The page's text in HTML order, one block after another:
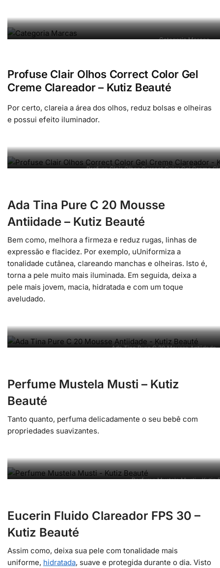
Categoria Marcas
Profuse Clair Olhos Correct Color Gel
Creme Clareador – Kutiz Beauté
Por certo, clareia a área dos olhos, reduz bolsas e olheiras
e possui efeito iluminador.
Profuse Clair Olhos Correct Color Gel Creme
Ada Tina Pure C 20 Mousse
Antiidade – Kutiz Beauté
Bem como, melhora a firmeza e reduz rugas, linhas de
expressão e flacidez. Por exemplo, uUniformiza a
tonalidade cutânea, clareando manchas e olheiras. Isto é,
torna a pele muito mais iluminada. Em seguida, deixa a
pele mais jovem, macia, hidratada e com um toque
aveludado.
Ada Tina Pure C 20 Mousse Antiidade
Perfume Mustela Musti – Kutiz
Beauté
Tanto quanto, perfuma delicadamente o seu bebê com
propriedades suavizantes.
Perfume Mustela Musti – Kutiz
Eucerin Fluido Clareador FPS 30 –
Kutiz Beauté
Assim como, deixa sua pele com tonalidade mais
uniforme, hidratada, suave e protegida durante o dia. Visto